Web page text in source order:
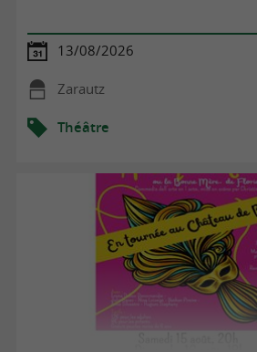
13/08/2026
Zarautz
Théâtre